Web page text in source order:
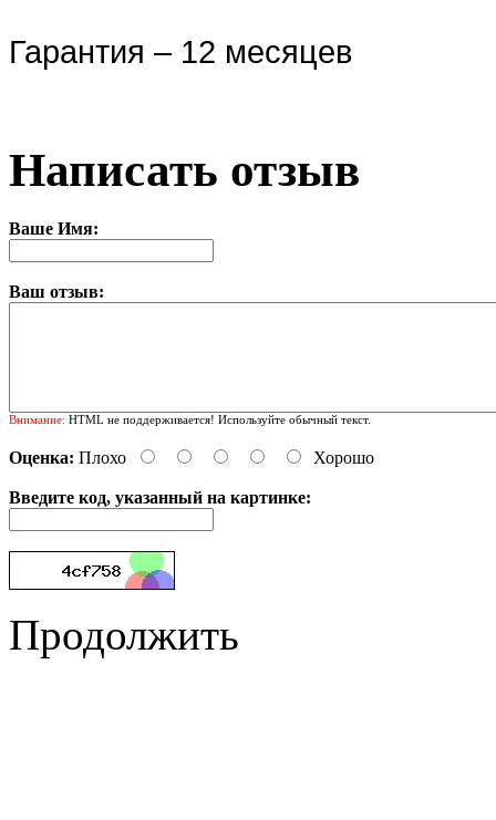
Гарантия – 12 месяцев
Написать отзыв
Ваше Имя:
Ваш отзыв:
Внимание: HTML не поддерживается! Используйте обычный текст.
Оценка: Плохо Хорошо
Введите код, указанный на картинке:
Продолжить